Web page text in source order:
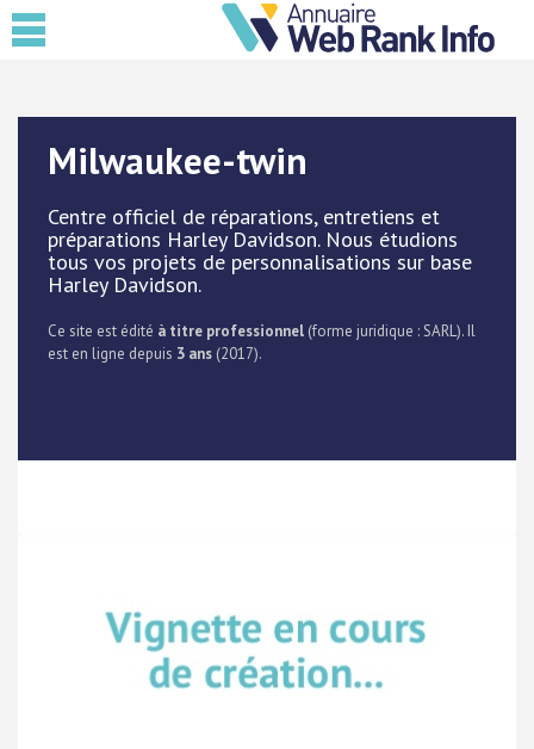
Milwaukee-twin
Centre officiel de réparations, entretiens et
préparations Harley Davidson. Nous étudions
tous vos projets de personnalisations sur base
Harley Davidson.
Ce site est édité à titre professionnel (forme juridique : SARL). Il
est en ligne depuis 3 ans (2017).